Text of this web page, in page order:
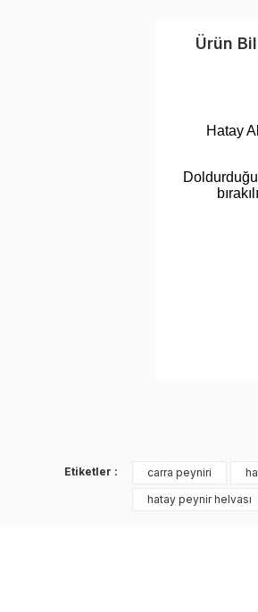
Ürün
Hatay
Ürün
Etiketler : carra peyniri
hatay peynir helvası